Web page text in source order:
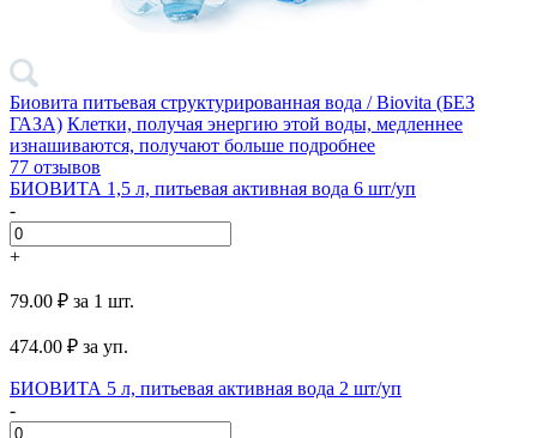
Биовита питьевая структурированная вода / Biovita (БЕЗ
ГАЗА) Клетки, получая энергию этой воды, медленнее
изнашиваются, получают больше подробнее
77 отзывов
БИОВИТА 1,5 л, питьевая активная вода 6 шт/уп
-
+
79.00 ₽ за 1 шт.
474.00 ₽ за уп.
БИОВИТА 5 л, питьевая активная вода 2 шт/уп
-